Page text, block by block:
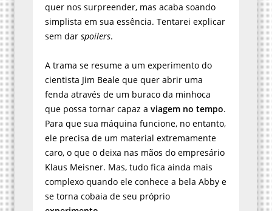
quer nos surpreender, mas acaba soando
simplista em sua essência. Tentarei explicar
sem dar spoilers.
A trama se resume a um experimento do
cientista Jim Beale que quer abrir uma
fenda através de um buraco da minhoca
que possa tornar capaz a viagem no tempo.
Para que sua máquina funcione, no entanto,
ele precisa de um material extremamente
caro, o que o deixa nas mãos do empresário
Klaus Meisner. Mas, tudo fica ainda mais
complexo quando ele conhece a bela Abby e
se torna cobaia de seu próprio